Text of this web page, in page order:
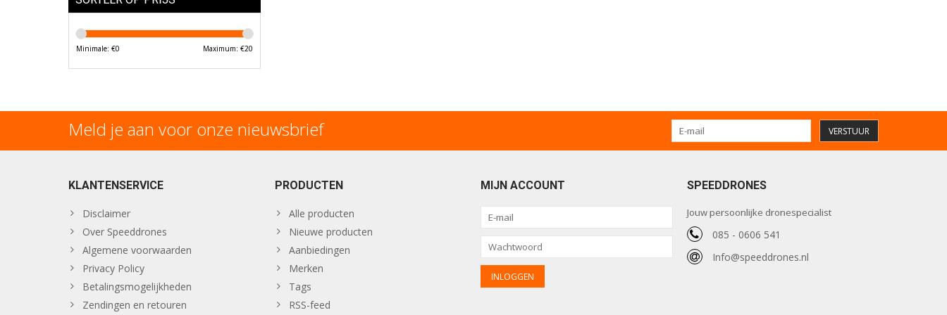
Minimale: €0 Maximum: €20
Meld je aan voor onze nieuwsbrief VERSTUUR
KLANTENSERVICE
Disclaimer
Over Speeddrones
Algemene voorwaarden
Privacy Policy
Betalingsmogelijkheden
Zendingen en retouren
PRODUCTEN
Alle producten
Nieuwe producten
Aanbiedingen
Merken
Tags
RSS-feed
MIJN ACCOUNT SPEEDDRONES
Jouw persoonlijke dronespecialist
085 - 0606 541
Info@speeddrones.nl